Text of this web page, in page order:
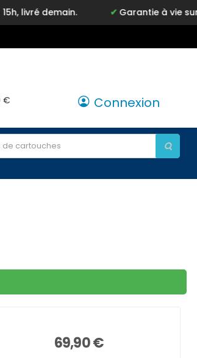
demain. Garantie à vie sur
€ Connexion
69,90 €